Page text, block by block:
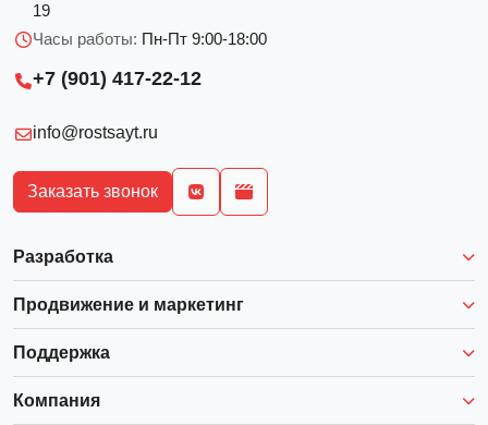
19
Часы работы: Пн-Пт 9:00-18:00
+7 (901) 417-22-12
info@rostsayt.ru
Заказать звонок
Разработка
Продвижение и маркетинг
Поддержка
Компания